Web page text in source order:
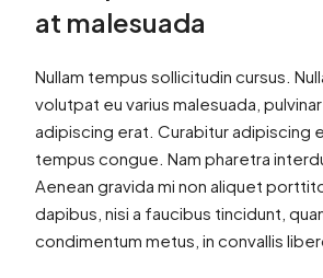
at malesuada
Nullam tempus sollicitudin cursus.
volutpat eu varius malesuada,
adipiscing erat. Curabitur adipiscing
tempus congue. Nam pharetra
Aenean gravida mi non aliquet
dapibus, nisi a faucibus tincidunt,
condimentum metus, in convallis